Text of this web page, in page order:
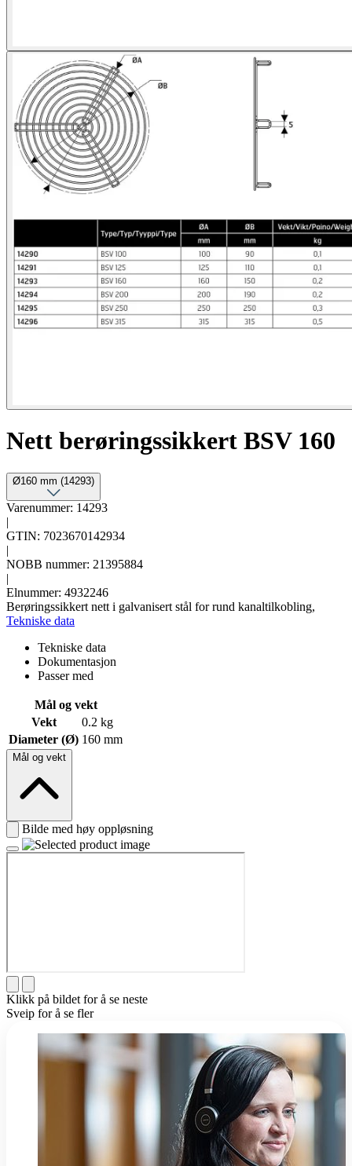
Nett berøringssikkert BSV 160
Ø160 mm (14293)
Varenummer: 14293
|
GTIN: 7023670142934
|
NOBB nummer: 21395884
|
Elnummer: 4932246
Berøringssikkert nett i galvanisert stål for rund kanaltilkobling,
Tekniske data
Tekniske data
Dokumentasjon
Passer med
Mål og vekt
Vekt
0.2 kg
Diameter (Ø) 160 mm
Mål og vekt
Bilde med høy oppløsning
Klikk på bildet for å se neste
Sveip for å se fler